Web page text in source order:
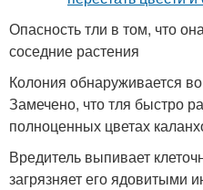
Опасность тли в том, что
соседние растения
Колония обнаруживается
Замечено, что тля быстро
полноценных цветах
Вредитель выпивает
загрязняет его ядовитыми